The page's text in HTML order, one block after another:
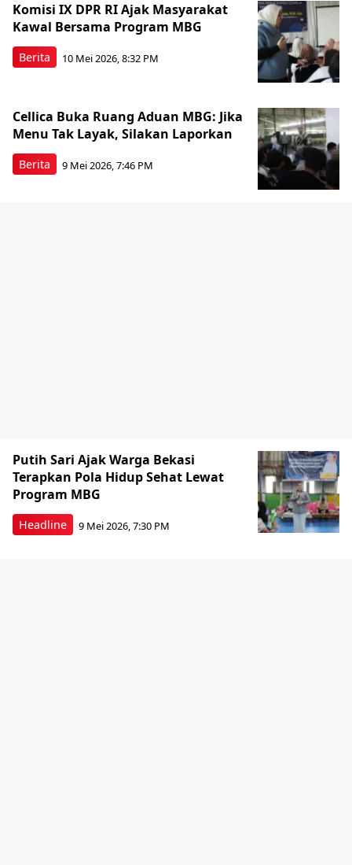
Berita
Komisi IX DPR RI Ajak Masyarakat
Kawal Bersama Program MBG
10 Mei 2026, 8:32 PM
Berita
Cellica Buka Ruang Aduan MBG: Jika
Menu Tak Layak, Silakan Laporkan
9 Mei 2026, 7:46 PM
Headline
Putih Sari Ajak Warga Bekasi
Terapkan Pola Hidup Sehat Lewat
Program MBG
9 Mei 2026, 7:30 PM